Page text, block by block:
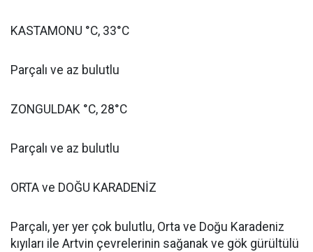
KASTAMONU °C, 33°C
Parçalı ve az bulutlu
ZONGULDAK °C, 28°C
Parçalı ve az bulutlu
ORTA ve DOĞU KARADENİZ
Parçalı, yer yer çok bulutlu, Orta ve Doğu Karadeniz
kıyıları ile Artvin çevrelerinin sağanak ve gök gürültülü